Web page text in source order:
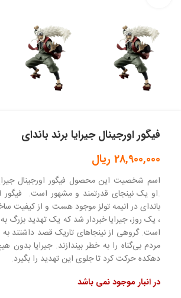
فیگور اورجینال جیرایا برند باندای
28,900,000 ریال
اسم شخصیت این محصول فیگور اورجینال
.او یک نینجای قدرتمند و مشهور است. فیگور
باندای در انیمه تولز موجود هست و از کیفیت
، یک روز، جیرایا خبردار شد که یک تهدید بزرگ
است. گروهی از نینجاهای تاریک قصد داشتند
مردم بی‌گناه را به خطر بیندازند. جیرایا بدون
دهکده حرکت کرد تا جلوی این تهدید را بگیرد.
در انبار موجود نمی باشد